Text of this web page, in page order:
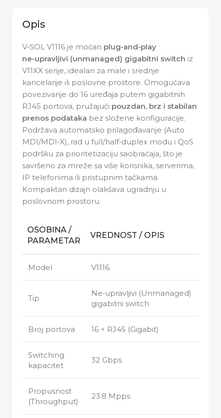
Opis
V‑SOL V1116 je moćan plug‑and‑play
ne‑upravljivi (unmanaged) gigabitni switch iz
V11XX serije, idealan za male i srednje
kancelarije ili poslovne prostore. Omogućava
povezivanje do 16 uređaja putem gigabitnih
RJ45 portova, pružajući pouzdan, brz i stabilan
prenos podataka bez složene konfiguracije.
Podržava automatsko prilagođavanje (Auto
MDI/MDI‑X), rad u full/half‑duplex modu i QoS
podršku za prioritetizaciju saobraćaja, što je
savršeno za mreže sa više korisnika, serverima,
IP telefonima ili pristupnim tačkama.
Kompaktan dizajn olakšava ugradnju u
poslovnom prostoru.
OSOBINA /
PARAMETAR
VREDNOST / OPIS
Model V1116
Tip
Ne‑upravljivi (Unmanaged)
gigabitni switch
Broj portova 16 × RJ45 (Gigabit)
Switching
kapacitet
32 Gbps
Propusnost
(Throughput)
23.8 Mpps